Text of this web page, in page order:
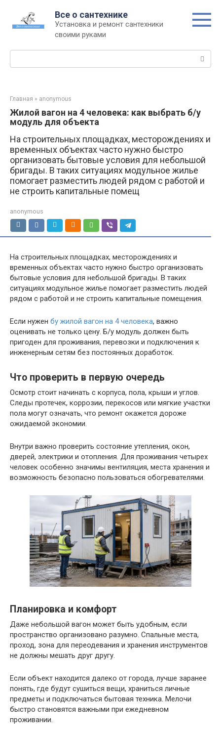
контенту
Все о сантехнике
Установка и ремонт сантехники
своими руками
Главная » anonymous
Жилой вагон на 4 человека: как выбрать б/у
модуль для объекта
На строительных площадках, месторождениях и
временных объектах часто нужно быстро
организовать бытовые условия для небольшой
бригады. В таких ситуациях модульное жилье
помогает разместить людей рядом с работой и
не строить капитальные помещ
anonymous
На строительных площадках, месторождениях и
временных объектах часто нужно быстро организовать
бытовые условия для небольшой бригады. В таких
ситуациях модульное жилье помогает разместить людей
рядом с работой и не строить капитальные помещения.
Если нужен бу жилой вагон на 4 человека, важно
оценивать не только цену. Б/у модуль должен быть
пригоден для проживания, перевозки и подключения к
инженерным сетям без постоянных доработок.
Что проверить в первую очередь
Осмотр стоит начинать с корпуса, пола, крыши и углов.
Следы протечек, коррозии, перекосов или мягкие участки
пола могут означать, что ремонт окажется дороже
ожидаемой экономии.
Внутри важно проверить состояние утепления, окон,
дверей, электрики и отопления. Для проживания четырех
человек особенно значимы вентиляция, места хранения и
возможность безопасно пользоваться обогревателями.
Планировка и комфорт
Даже небольшой вагон может быть удобным, если
пространство организовано разумно. Спальные места,
проход, зона для переодевания и хранения инструментов
не должны мешать друг другу.
Если объект находится далеко от города, лучше заранее
понять, где будут сушиться вещи, храниться личные
предметы и подключаться бытовая техника. Мелочи
быстро становятся важными при ежедневном
проживании.